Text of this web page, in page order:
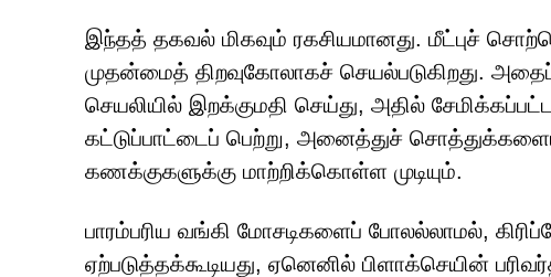
இந்தத் தகவல் மிகவும் ரகசியமானது. மீட்புச்
முதன்மைத் திறவுகோலாகச் செயல்படுகிறது.
செயலியில் இறக்குமதி செய்து, அதில்
கட்டுப்பாட்டைப் பெற்று, அனைத்துச்
கணக்குகளுக்கு மாற்றிக்கொள்ள முடியும்.
பாரம்பரிய வங்கி மோசடிகளைப் போலல்லாமல்,
ஏற்படுத்தக்கூடியது, ஏனெனில் பிளாக்செயின்